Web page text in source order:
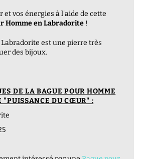
vos énergies à l'aide de cette
Homme en Labradorite !
est une pierre très
des bijoux.
DE LA BAGUE POUR HOMME
"PUISSANCE DU CŒUR" :